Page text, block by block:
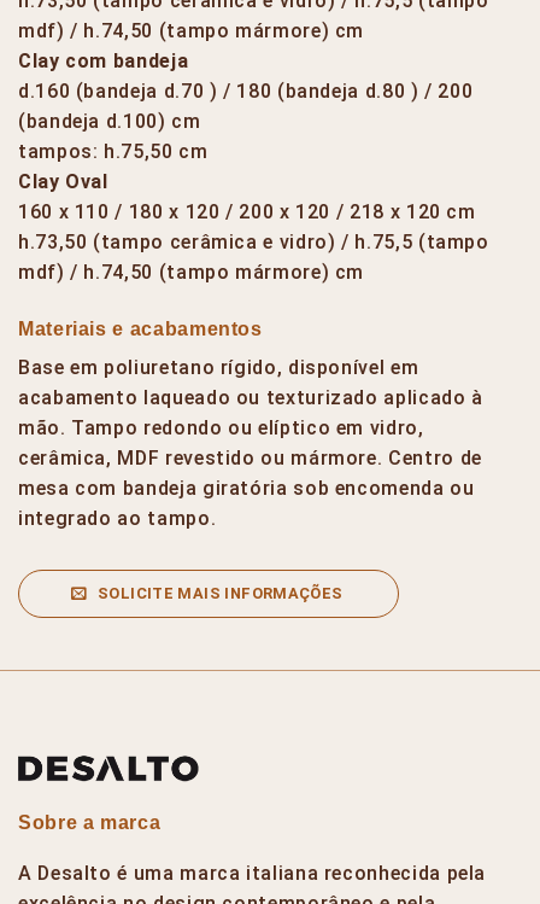
mdf) / h.74,50 (tampo mármore) cm
Clay com bandeja
d.160 (bandeja d.70 ) / 180 (bandeja d.80 ) / 200
(bandeja d.100) cm
tampos: h.75,50 cm
Clay Oval
160 x 110 / 180 x 120 / 200 x 120 / 218 x 120 cm
h.73,50 (tampo cerâmica e vidro) / h.75,5 (tampo
mdf) / h.74,50 (tampo mármore) cm
Materiais e acabamentos
Base em poliuretano rígido, disponível em
acabamento laqueado ou texturizado aplicado à
mão. Tampo redondo ou elíptico em vidro,
cerâmica, MDF revestido ou mármore. Centro de
mesa com bandeja giratória sob encomenda ou
integrado ao tampo.
SOLICITE MAIS INFORMAÇÕES
Sobre a marca
A Desalto é uma marca italiana reconhecida pela